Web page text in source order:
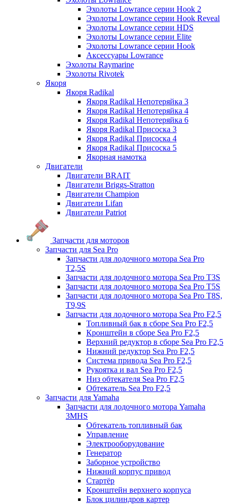
Эхолоты Lowrance серии Hook 2
Эхолоты Lowrance серии Hook Reveal
Эхолоты Lowrance серии HDS
Эхолоты Lowrance серии Elite
Эхолоты Lowrance серии Hook
Аксессуары Lowrance
Эхолоты Raymarine
Эхолоты Rivotek
Якоря
Якоря Radikal
Якоря Radikal Непотеряйка 3
Якоря Radikal Непотеряйка 4
Якоря Radikal Непотеряйка 6
Якоря Radikal Присоска 3
Якоря Radikal Присоска 4
Якоря Radikal Присоска 5
Якорная намотка
Двигатели
Двигатели BRAIT
Двигатели Briggs-Stratton
Двигатели Champion
Двигатели Lifan
Двигатели Patriot
Запчасти для моторов
Запчасти для Sea Pro
Запчасти для лодочного мотора Sea Pro
Т2,5S
Запчасти для лодочного мотора Sea Pro Т3S
Запчасти для лодочного мотора Sea Pro Т5S
Запчасти для лодочного мотора Sea Pro Т8S,
T9,9S
Запчасти для лодочного мотора Sea Pro F2,5
Топливный бак в сборе Sea Pro F2,5
Кронштейн в сборе Sea Pro F2,5
Верхний редуктор в сборе Sea Pro F2,5
Нижний редуктор Sea Pro F2,5
Система привода Sea Pro F2,5
Рукоятка и вал Sea Pro F2,5
Низ обтекателя Sea Pro F2,5
Обтекатель Sea Pro F2,5
Запчасти для Yamaha
Запчасти для лодочного мотора Yamaha
3MHS
Обтекатель топливный бак
Управление
Электрооборудование
Генератор
Заборное устройство
Нижний корпус привод
Стартёр
Кронштейн верхнего корпуса
Блок цилиндров картер